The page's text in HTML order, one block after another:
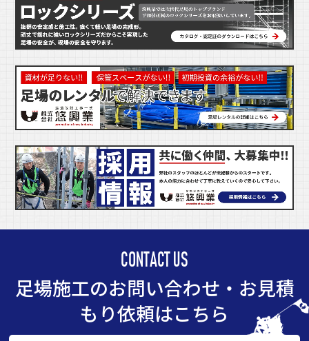
CONTACT US
足場施工のお問い合わせ・お見積
もり依頼はこちら